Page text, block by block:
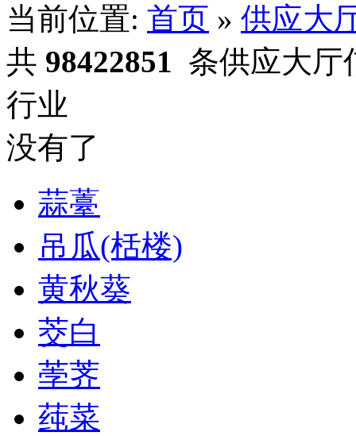
当前位置: 首页 » 供应大
共 98422851
条供应大
行业
没有了
蒜薹
吊瓜(栝楼)
黄秋葵
茭白
荸荠
莼菜